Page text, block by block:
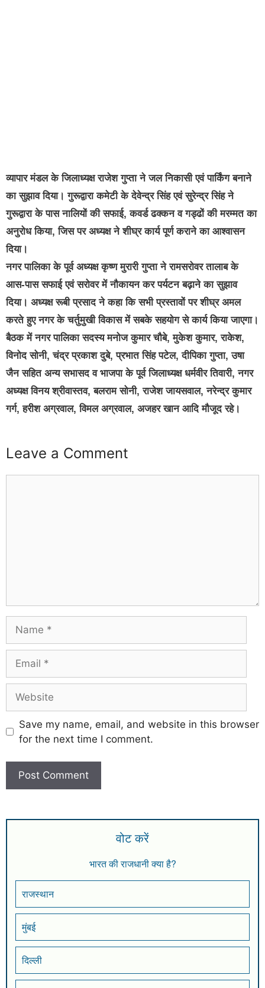
व्यापार मंडल के जिलाध्यक्ष राजेश गुप्ता ने जल निकासी एवं पार्किंग बनाने
का सुझाव दिया। गुरूद्वारा कमेटी के देवेन्द्र सिंह एवं सुरेन्द्र सिंह ने
गुरूद्वारा के पास नालियों की सफाई, कवर्ड ढक्कन व गड्ढों की मरम्मत का
अनुरोध किया, जिस पर अध्यक्ष ने शीघ्र कार्य पूर्ण कराने का आश्वासन
दिया।
नगर पालिका के पूर्व अध्यक्ष कृष्ण मुरारी गुप्ता ने रामसरोवर तालाब के
आस-पास सफाई एवं सरोवर में नौकायन कर पर्यटन बढ़ाने का सुझाव
दिया। अध्यक्ष रूबी प्रसाद ने कहा कि सभी प्रस्तावों पर शीघ्र अमल
करते हुए नगर के चर्तुमुखी विकास में सबके सहयोग से कार्य किया जाएगा।
बैठक में नगर पालिका सदस्य मनोज कुमार चौबे, मुकेश कुमार, राकेश,
विनोद सोनी, चंद्र प्रकाश दुबे, प्रभात सिंह पटेल, दीपिका गुप्ता, उषा
जैन सहित अन्य सभासद व भाजपा के पूर्व जिलाध्यक्ष धर्मवीर तिवारी, नगर
अध्यक्ष विनय श्रीवास्तव, बलराम सोनी, राजेश जायसवाल, नरेन्द्र कुमार
गर्ग, हरीश अग्रवाल, विमल अग्रवाल, अजहर खान आदि मौजूद रहे।
Leave a Comment
Save my name, email, and website in this browser
for the next time I comment.
वोट करें
भारत की राजधानी क्या है?
राजस्थान
मुंबई
दिल्ली